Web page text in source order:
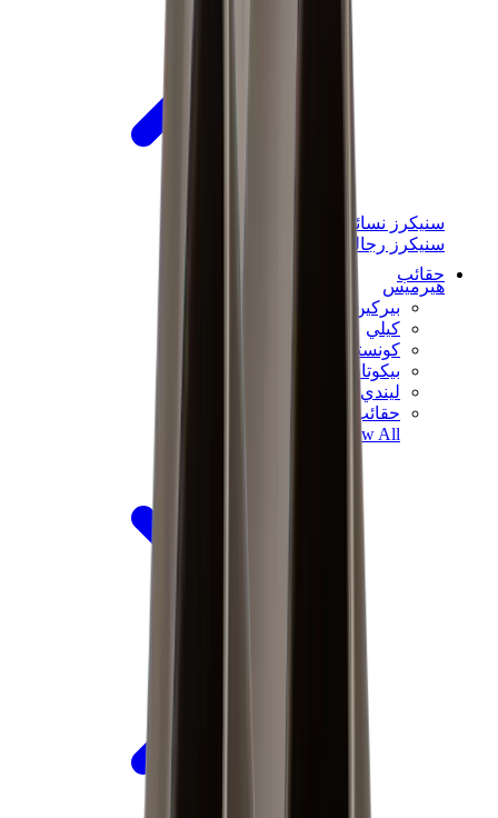
سنيكرز نسائية
سنيكرز رجالية
حقائب
هيرميس
بيركين
كيلي
كونستانس
بيكوتان
ليندي
حقائب هيرميس للرجال
View All